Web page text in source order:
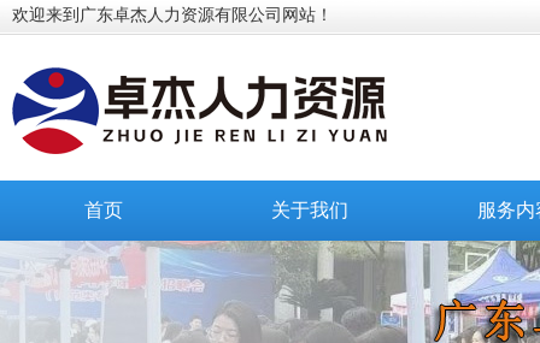
欢迎来到广东卓杰人力资源有限公司网站！
首页 关于我们 服务内